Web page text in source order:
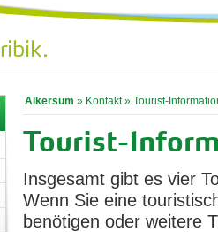
Alkersum » Kontakt» Tourist-
Tourist-
Insgesamt gibt es vier
Wenn Sie eine
benötigen oder weitere